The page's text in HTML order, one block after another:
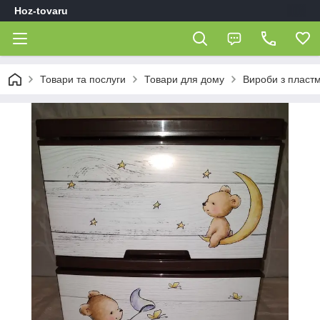
Hoz-tovaru
Товари та послуги Товари для дому Вироби з